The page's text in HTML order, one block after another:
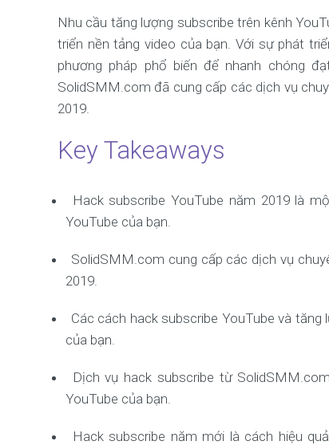
Nhu cầu tăng lượng subscribe trên kênh
triển nền tảng video của bạn. Với sự phát
phương pháp phổ biến để nhanh chóng
SolidSMM.com đã cung cấp các dịch vụ
2019.
Key Takeaways
Hack subscribe YouTube năm 2019 là
YouTube của bạn.
SolidSMM.com cung cấp các dịch vụ
2019.
Các cách hack subscribe YouTube và
của bạn.
Dịch vụ hack subscribe từ
YouTube của bạn.
Hack subscribe năm mới là cách hiệu